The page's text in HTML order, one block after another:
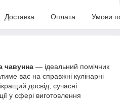
Доставка Оплата Умови
чавунна — ідеальний помічник
вас на справжні кулінарні
досвід, сучасні
у сфері виготовлення